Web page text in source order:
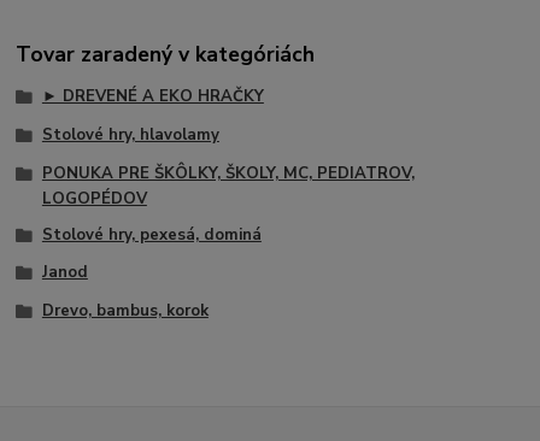
Tovar zaradený v kategóriách
► DREVENÉ A EKO HRAČKY
Stolové hry, hlavolamy
PONUKA PRE ŠKÔLKY, ŠKOLY, MC, PEDIATROV,
LOGOPÉDOV
Stolové hry, pexesá, dominá
Janod
Drevo, bambus, korok